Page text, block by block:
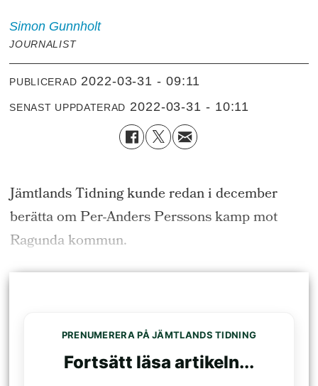
Simon Gunnholt
JOURNALIST
PUBLICERAD 2022-03-31 - 09:11
SENAST UPPDATERAD 2022-03-31 - 10:11
Jämtlands Tidning kunde redan i december
berätta om Per-Anders Perssons kamp mot
Ragunda kommun.
PRENUMERERA PÅ JÄMTLANDS TIDNING
Fortsätt läsa artikeln...